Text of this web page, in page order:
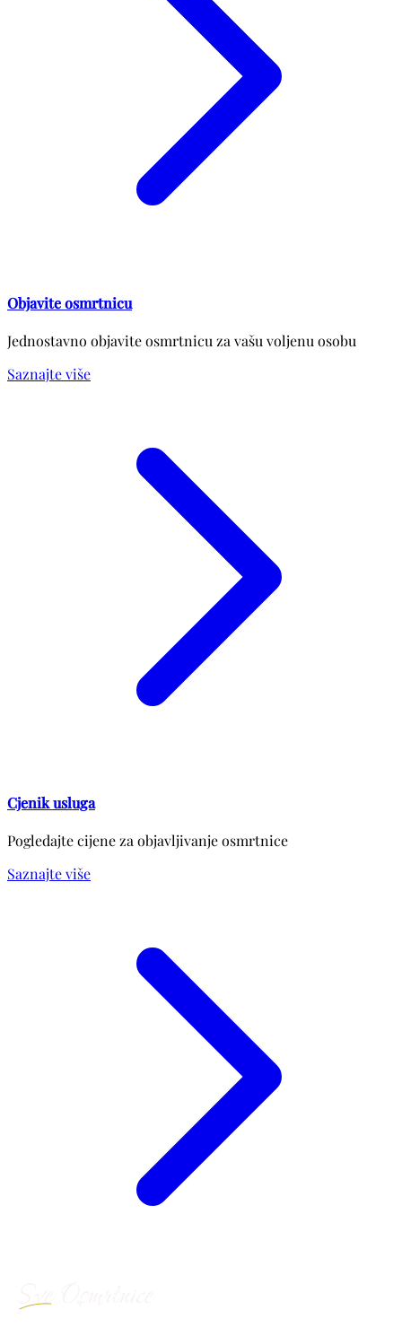
Objavite osmrtnicu
Jednostavno objavite osmrtnicu za vašu voljenu osobu
Saznajte više
Cjenik usluga
Pogledajte cijene za objavljivanje osmrtnice
Saznajte više